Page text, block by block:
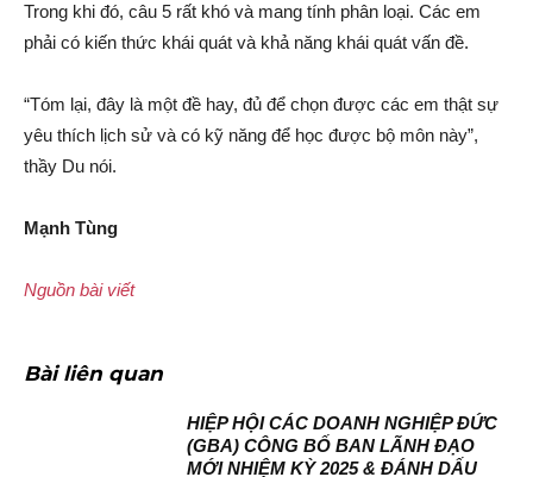
Trong khi đó, câu 5 rất khó và mang tính phân loại. Các em
phải có kiến thức khái quát và khả năng khái quát vấn đề.
“Tóm lại, đây là một đề hay, đủ để chọn được các em thật sự
yêu thích lịch sử và có kỹ năng để học được bộ môn này”,
thầy Du nói.
Mạnh Tùng
Nguồn bài viết
Bài liên quan
HIỆP HỘI CÁC DOANH NGHIỆP ĐỨC
(GBA) CÔNG BỐ BAN LÃNH ĐẠO
MỚI NHIỆM KỲ 2025 & ĐÁNH DẤU